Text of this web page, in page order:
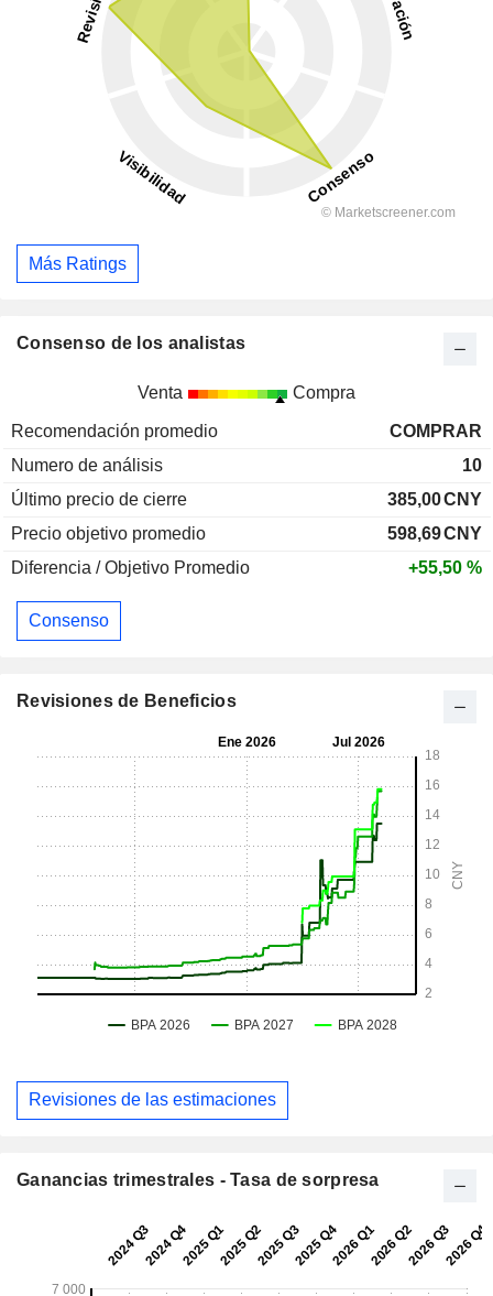
Más Ratings
Consenso de los analistas
Venta Compra
Recomendación promedio
COMPRAR
Numero de análisis
10
Último precio de cierre
385,00CNY
Precio objetivo promedio
598,69CNY
Diferencia / Objetivo Promedio
+55,50 %
Consenso
Revisiones de Beneficios
Revisiones de las estimaciones
Ganancias trimestrales - Tasa de sorpresa